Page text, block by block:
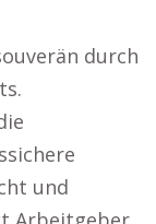
durch
und